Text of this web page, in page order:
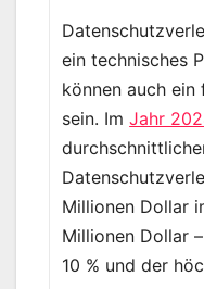
ein technisches
können auch ein
sein. ImJahr
Millionen Dollar
Millionen Dollar
10 % und der